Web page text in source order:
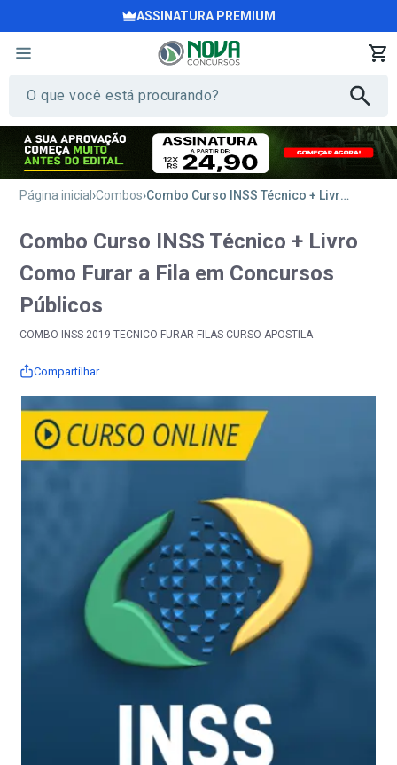
ASSINATURA PREMIUM
Página inicial Combos Combo Curso INSS Técnico + Livro Como Furar a Fila em Concursos Públicos
Combo Curso INSS Técnico + Livro
Como Furar a Fila em Concursos
Públicos
COMBO-INSS-2019-TECNICO-FURAR-FILAS-CURSO-APOSTILA
Compartilhar